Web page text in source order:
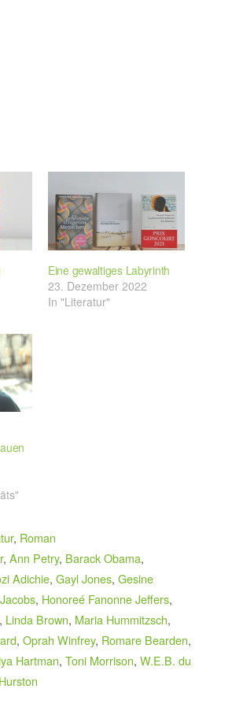
Eine gewaltiges Labyrinth
23. Dezember 2022
In "Literatur"
, Roman
, Ann Petry, Barack Obama,
Adichie, Gayl Jones, Gesine
, Honoreé Fanonne Jeffers,
, Linda Brown, Maria Hummitzsch,
, Oprah Winfrey, Romare Bearden,
Hartman, Toni Morrison, W.E.B. du